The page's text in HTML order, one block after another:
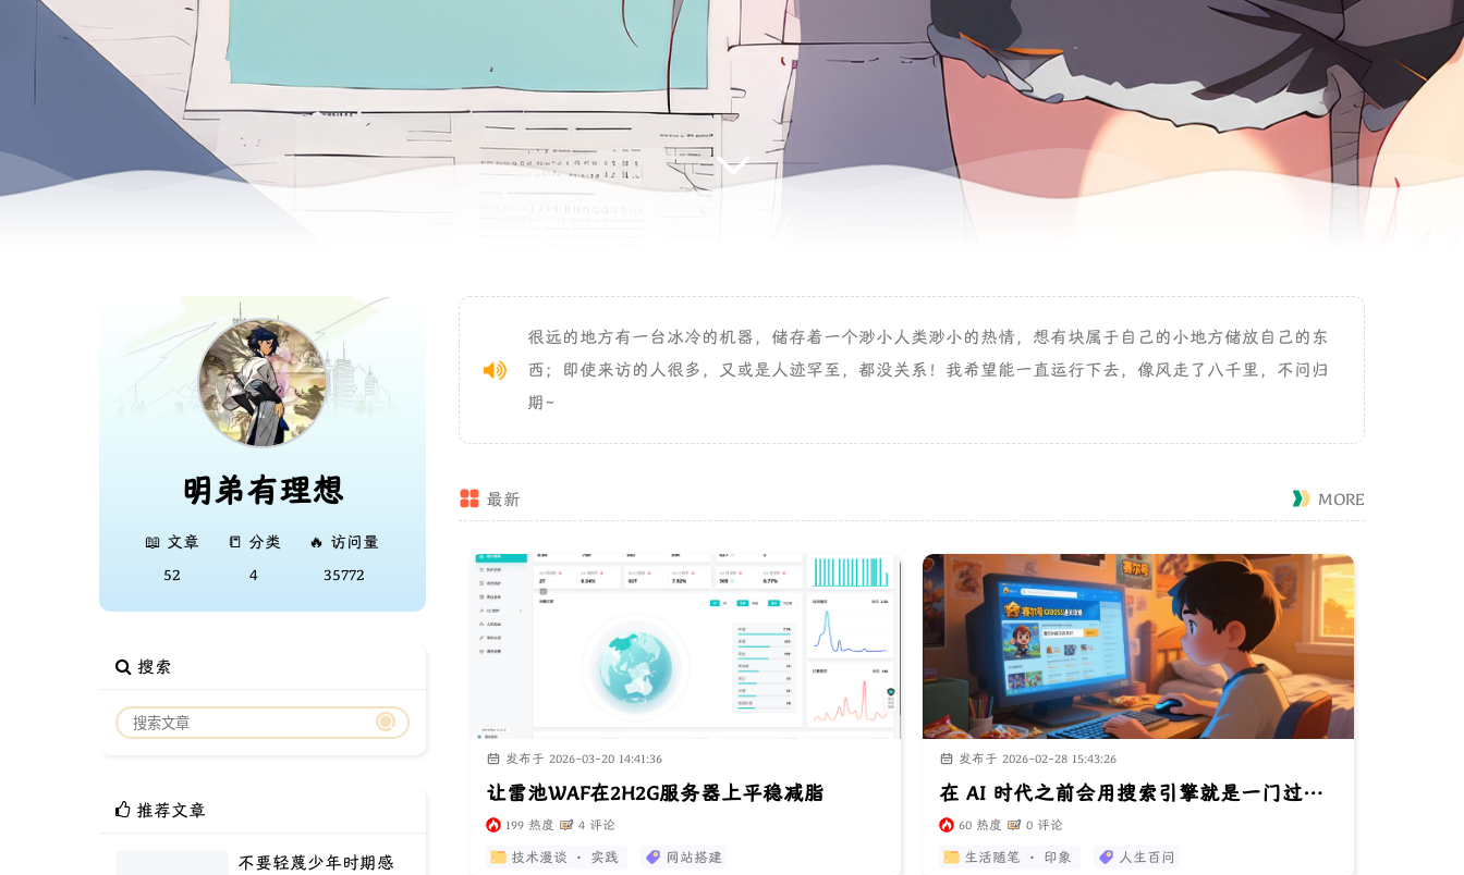
明弟有理想
📖 文章
52
📒 分类
4
🔥 访问量
35772
搜索
推荐文章
不要轻蔑少年时期感
很远的地方有一台冰冷的机器，储存着一个渺小人类渺小的热情，想有块属于自己的小地方储放自己的东
西；即使来访的人很多，又或是人迹罕至，都没关系！我希望能一直运行下去，像风走了八千里，不问归
期~
最新 MORE
发布于 2026-03-20 14:41:36
让雷池WAF在2H2G服务器上平稳减脂
199 热度 4 评论
技术漫谈 · 实践 网站搭建
发布于 2026-02-28 15:43:26
在 AI 时代之前会用搜索引擎就是一门过硬技能
60 热度 0 评论
生活随笔 · 印象 人生百问